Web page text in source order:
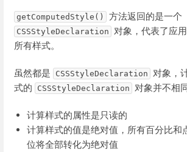
getComputedStyle() 方法返回的是一个
CSSStyleDeclaration
对象，代表了应
所有样式。
虽然都是 CSSStyleDeclaration
对象，
式的
CSSStyleDeclaration 对象并不相
计算样式的属性是只读的
计算样式的值是绝对值，所有百分比和
位将全部转化为绝对值